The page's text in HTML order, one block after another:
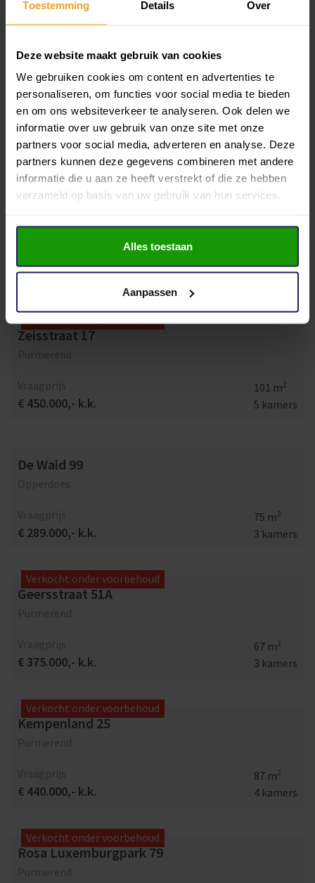
Toestemming Details Over
Deze website maakt gebruik van cookies
We gebruiken cookies om content en advertenties te
personaliseren, om functies voor social media te bieden
en om ons websiteverkeer te analyseren. Ook delen we
informatie over uw gebruik van onze site met onze
partners voor social media, adverteren en analyse. Deze
partners kunnen deze gegevens combineren met andere
informatie die u aan ze heeft verstrekt of die ze hebben
verzameld op basis van uw gebruik van hun services.
Alles toestaan
Aanpassen
€ 469.000,- k.k.
Etta Palmstraat 11
Purmerend
Vraagprijs
€ 425.000,- k.k.
99 m
4 kamers
Verkocht onder voorbehoud
Scheldestraat 39
Purmerend
€ 295.000,- k.k. 3 kamers
Verkocht onder voorbehoud
Zeisstraat 17
€ 450.000,- k.k.
101 m2
5 kamers
De Waid 99
€ 289.000,- k.k.
75 m2
3 kamers
Verkocht onder voorbehoud
Geersstraat 51A
€ 375.000,- k.k.
67 m2
3 kamers
Verkocht onder voorbehoud
Kempenland 25
€ 440.000,- k.k.
87 m2
4 kamers
Verkocht onder voorbehoud
Rosa Luxemburgpark 79